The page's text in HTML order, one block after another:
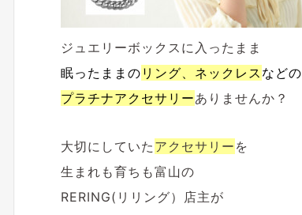
ジュエリーボックスに入ったまま
眠ったままの リング、ネックレス などの
プラチナアクセサリーありませんか？
大切にしていた アクセサリー を
生まれも育ちも富山の
RERING(リリング）店主が